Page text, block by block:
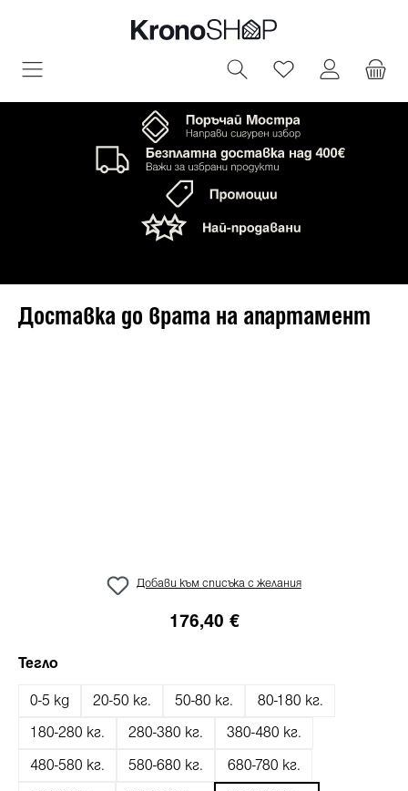
съдържание
Имате 0
Доставка до врата на апартамент
Добави към списъка с желания
176,40 €
Избери
Тегло
0-5 kg 20-50 кг. 50-80 кг. 80-180 кг.
180-280 кг. 280-380 кг. 380-480 кг.
480-580 кг. 580-680 кг. 680-780 kг.